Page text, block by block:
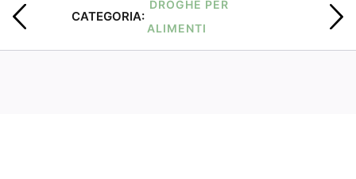
CATEGORIA:
DROGHE PER
ALIMENTI